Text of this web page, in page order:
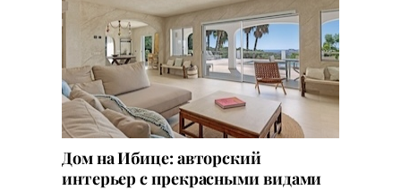
Дом на Ибице: авторский
интерьер с прекрасными видами